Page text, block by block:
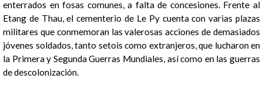
enterrados en fosas comunes, a falta de concesiones. Frente al
Etang de Thau, el cementerio de Le Py cuenta con varias plazas
militares que conmemoran las valerosas acciones de demasiados
jóvenes soldados, tanto setois como extranjeros, que lucharon en
la Primera y Segunda Guerras Mundiales, así como en las guerras
de descolonización.